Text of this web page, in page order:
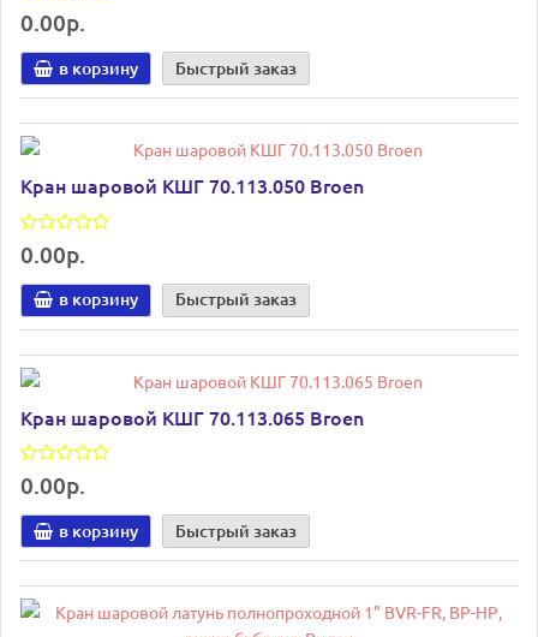
0.00р.
в корзину Быстрый заказ
Кран шаровой КШГ 70.113.050 Broen
0.00р.
в корзину Быстрый заказ
Кран шаровой КШГ 70.113.065 Broen
0.00р.
в корзину Быстрый заказ